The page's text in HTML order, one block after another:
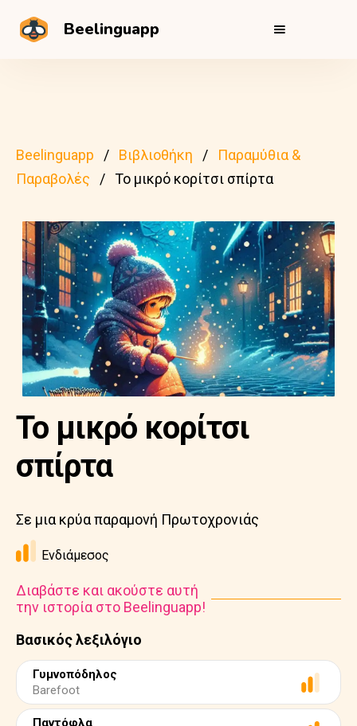
Beelinguapp
Beelinguapp Βιβλιοθήκη
Παραμύθια &
Παραβολές
Το μικρό κορίτσι σπίρτα
Βασικός λεξιλόγιο
Γυμνοπόδηλος
Barefoot
Παντόφλα
Το μικρό κορίτσι
σπίρτα
Σε μια κρύα παραμονή Πρωτοχρονιάς
Ενδιάμεσος
Διαβάστε και ακούστε αυτή
την ιστορία στο Beelinguapp!